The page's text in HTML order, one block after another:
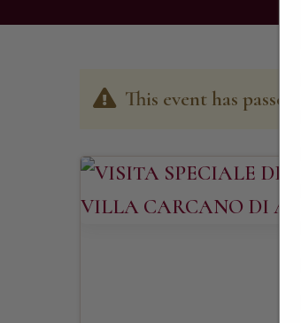
This event has passed